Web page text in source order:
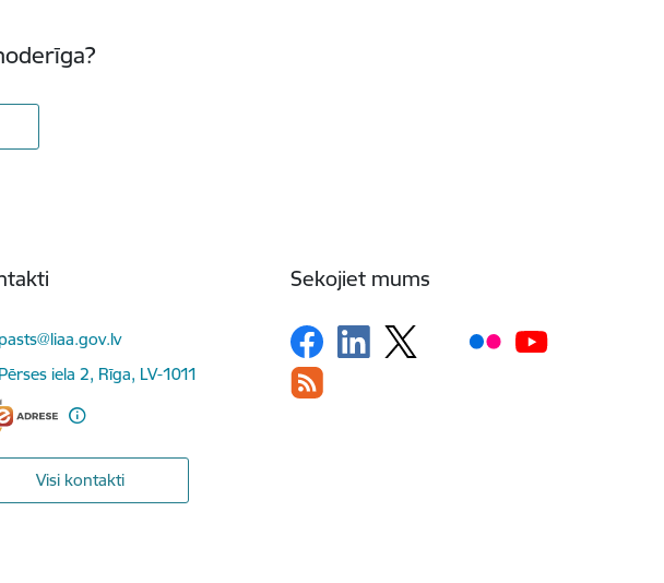
E-pasts:
pasts@liaa.gov.lv
Pērses iela 2, Rīga, LV-1011
Visi kontakti
Sekojiet mums